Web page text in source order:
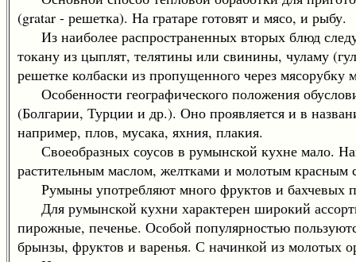
(gratar - решетка). На гратаре готовят и мясо, и рыбу.
Из наиболее распространенных вторых блюд
токану из цыплят, телятины или свинины, чуламу
решетке колбаски из пропущенного через мясорубку
Особенности географического положения
(Болгарии, Турции и др.). Оно проявляется и в
например, плов, мусака, яхния, плакия.
Своеобразных соусов в румынской кухне мало.
растительным маслом, желтками и молотым красным
Румыны употребляют много фруктов и бахчевых
Для румынской кухни характерен широкий
пирожные, печенье. Особой популярностью
брынзы, фруктов и варенья. С начинкой из молотых